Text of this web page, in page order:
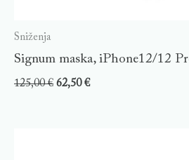
Sniženja
Signum maska, iPhone12/12
125,00€ 62,50€